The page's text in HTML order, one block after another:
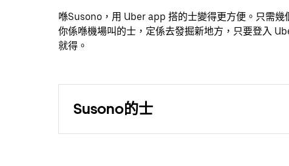
喺Susono，用 Uber app 搭的士變得更方便。只需
你係喺機場叫的士，定係去發掘新地方，只要登入
就得。
Susono的士